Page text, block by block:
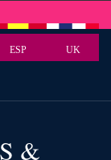
ESP UK
&